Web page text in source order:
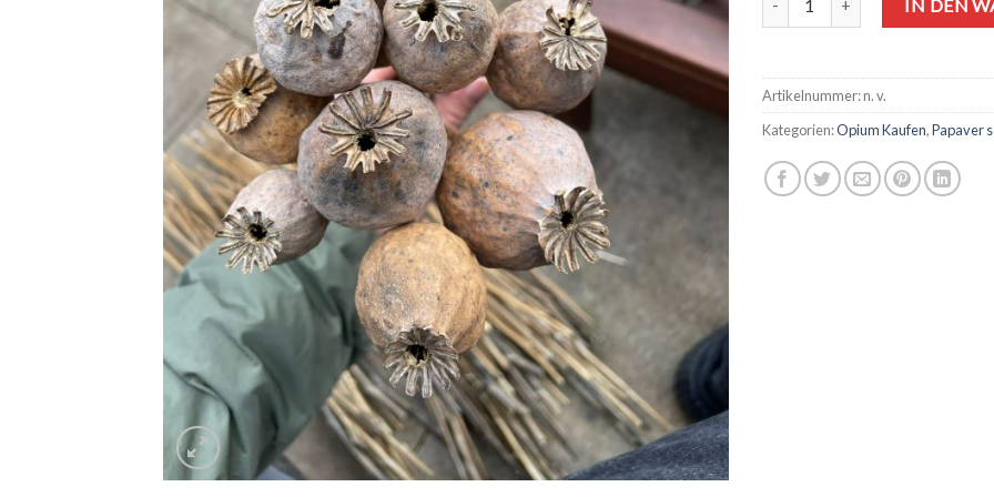
IN DEN
Artikelnummer:n. v.
Kategorien:Opium Kaufen,Papaver